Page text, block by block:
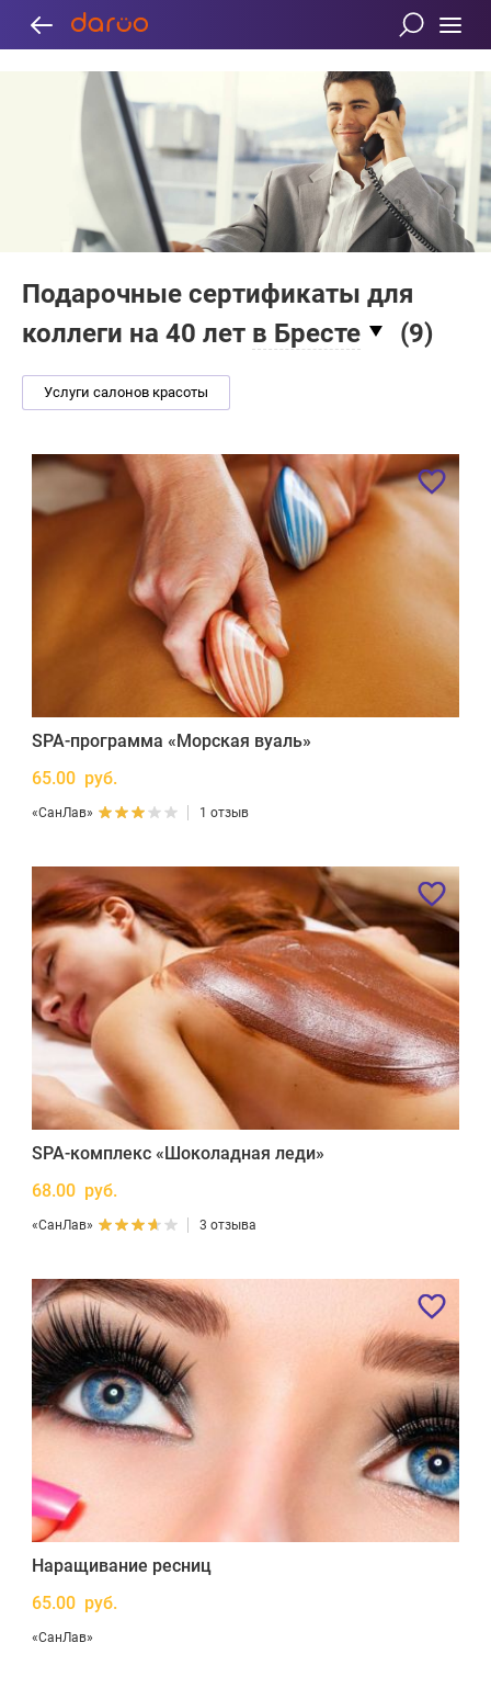
Подарочные сертификаты для
коллеги на 40 лет в Бресте (9)
Услуги салонов красоты
SPA-программа «Морская вуаль»
65.00 руб.
«СанЛав» 1 отзыв
SPA-комплекс «Шоколадная леди»
68.00 руб.
«СанЛав» 3 отзыва
Наращивание ресниц
65.00 руб.
«СанЛав»